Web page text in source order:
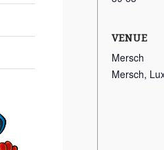
VENUE
Mersch
Mersch,